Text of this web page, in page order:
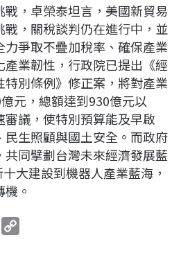
，卓榮泰坦言，美國新貿易
，關稅談判仍在進行中，並
爭取不疊加稅率、確保產業
業韌性，行政院已提出《經
別條例》修正案，將對產業
元，總額達到930億元以
審議，使特別預算能及早啟
生照顧與國土安全。而政府
同擘劃台灣未來經濟發展藍
大建設到機器人產業藍海，
。